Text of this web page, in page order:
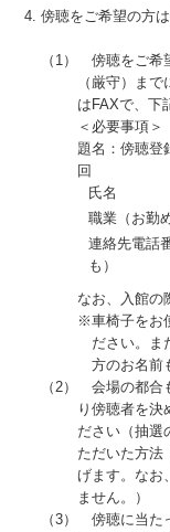
傍聴をご希望の方
（1） 傍聴をご希
（厳守）ま
は FAXで、下
＜必要事項＞
題名：傍聴
回
氏名
職業（お勤
連絡先電話
も）
なお、入館の
※車椅子をお
ださい。ま
方のお名前
（2）
会場の都合
り傍聴者を決
ださい（抽選
ただいた方法
げます。なお
ません。）
（3）
傍聴に当た